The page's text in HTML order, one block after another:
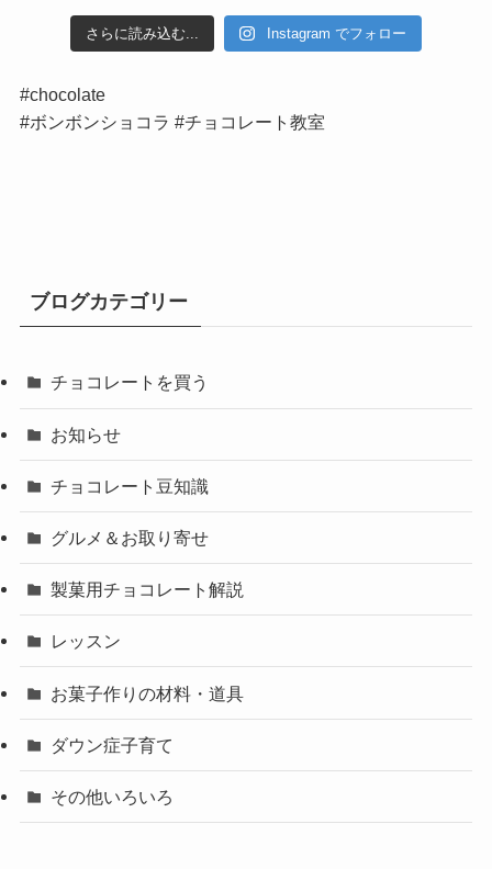
さらに読み込む... Instagram でフォロー
#chocolate
#ボンボンショコラ #チョコレート教室
ブログカテゴリー
チョコレートを買う
お知らせ
チョコレート豆知識
グルメ＆お取り寄せ
製菓用チョコレート解説
レッスン
お菓子作りの材料・道具
ダウン症子育て
その他いろいろ